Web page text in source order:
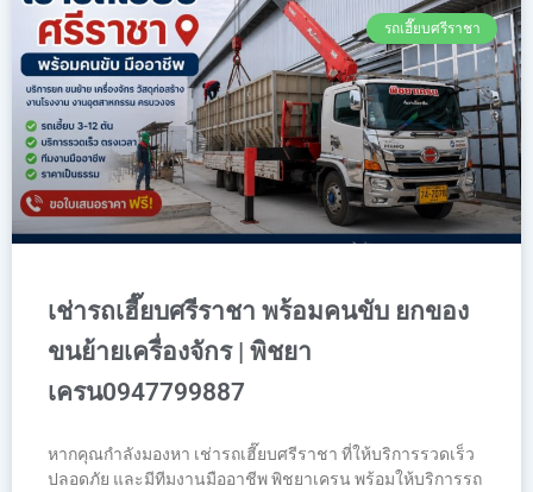
รถเฮี๊ยบศรีราชา
เช่ารถเฮี๊ยบศรีราชา พร้อมคนขับ ยกของ
ขนย้ายเครื่องจักร | พิชยา
เครน0947799887
หากคุณกำลังมองหา เช่ารถเฮี๊ยบศรีราชา ที่ให้บริการรวดเร็ว
ปลอดภัย และมีทีมงานมืออาชีพ พิชยาเครน พร้อมให้บริการรถ